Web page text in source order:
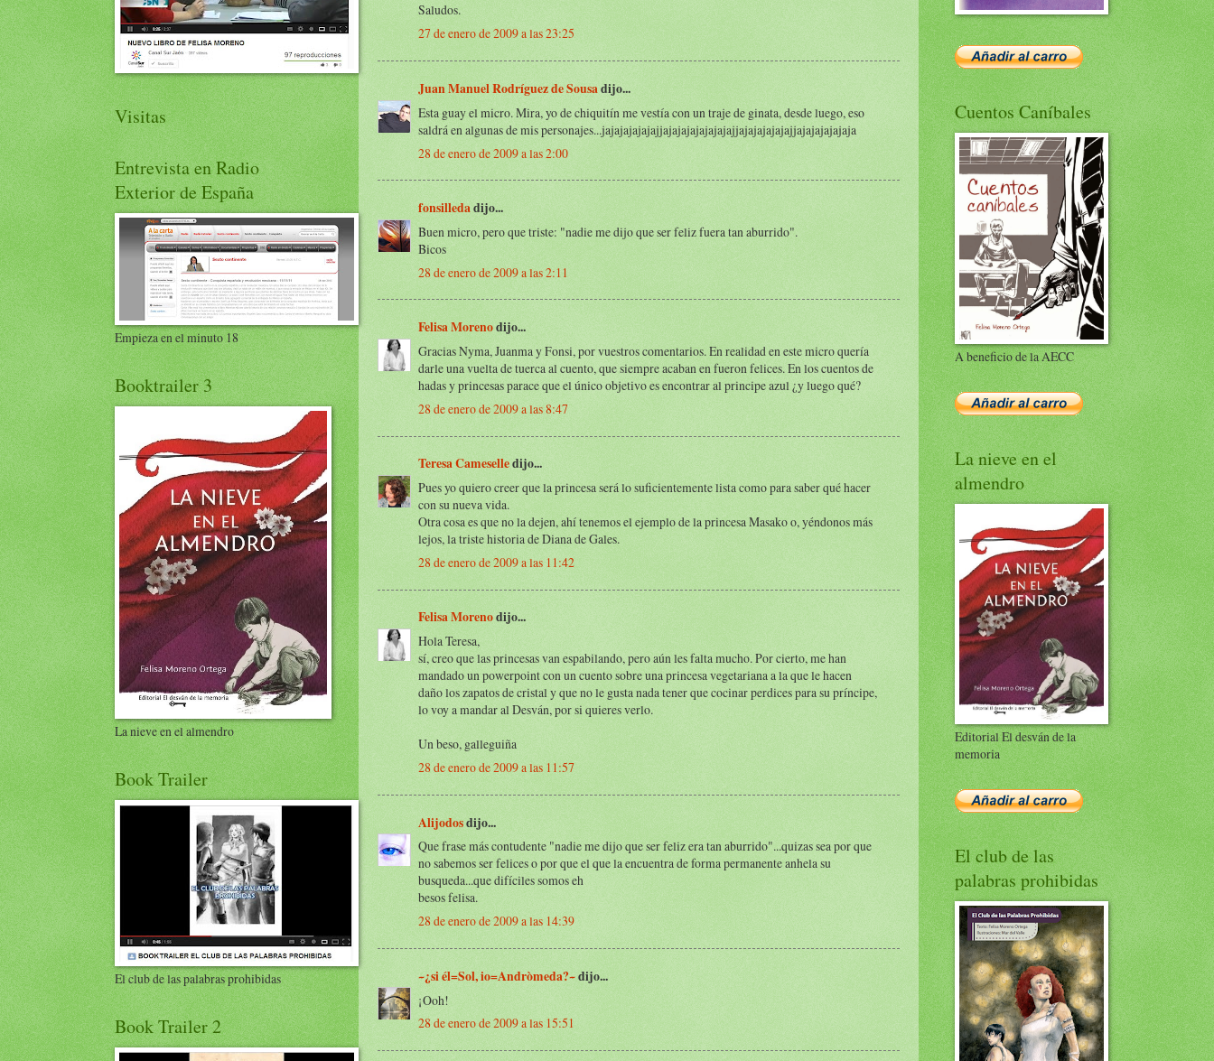
Saludos.
27 de enero de 2009 a las 23:25
Juan Manuel Rodríguez de Sousadijo...
Esta guay el micro. Mira, yo de chiquitín me vestía con un traje de ginata, desde luego, eso
saldrá en algunas de mis personajes...jajajajajajajjajajajajajajajajjajajajajajajjajajajajajaja
28 de enero de 2009 a las 2:00
fonsilledadijo...
Buen micro, pero que triste: "nadie me dijo que ser feliz fuera tan aburrido".
Bicos
28 de enero de 2009 a las 2:11
Felisa Morenodijo...
Gracias Nyma, Juanma y Fonsi, por vuestros comentarios. En realidad en este micro quería
darle una vuelta de tuerca al cuento, que siempre acaban en fueron felices. En los cuentos de
hadas y princesas parace que el único objetivo es encontrar al principe azul ¿y luego qué?
28 de enero de 2009 a las 8:47
Teresa Cameselledijo...
Pues yo quiero creer que la princesa será lo suficientemente lista como para saber qué hacer
con su nueva vida.
Otra cosa es que no la dejen, ahí tenemos el ejemplo de la princesa Masako o, yéndonos más
lejos, la triste historia de Diana de Gales.
28 de enero de 2009 a las 11:42
Felisa Morenodijo...
Hola Teresa,
sí, creo que las princesas van espabilando, pero aún les falta mucho. Por cierto, me han
mandado un powerpoint con un cuento sobre una princesa vegetariana a la que le hacen
daño los zapatos de cristal y que no le gusta nada tener que cocinar perdices para su príncipe,
lo voy a mandar al Desván, por si quieres verlo.
Un beso, galleguiña
28 de enero de 2009 a las 11:57
Alijodosdijo...
Que frase más contudente "nadie me dijo que ser feliz era tan aburrido"...quizas sea por que
no sabemos ser felices o por que el que la encuentra de forma permanente anhela su
busqueda...que difíciles somos eh
besos felisa.
28 de enero de 2009 a las 14:39
~¿si él=Sol, io=Andròmeda?~dijo...
¡Ooh!
28 de enero de 2009 a las 15:51
Visitas
Entrevista en Radio
Exterior de España
Empieza en el minuto 18
Booktrailer 3
La nieve en el almendro
Book Trailer
El club de las palabras prohibidas
Book Trailer 2
Cuentos Caníbales
A beneficio de la AECC
La nieve en el
almendro
Editorial El desván de la
memoria
El club de las
palabras prohibidas